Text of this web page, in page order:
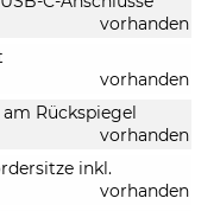
vorhanden
vorhanden
Rückspiegel
vorhanden
inkl.
vorhanden